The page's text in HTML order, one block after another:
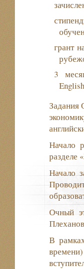
грант
3
Задания
Начало
разделе
Начало
Очный
В